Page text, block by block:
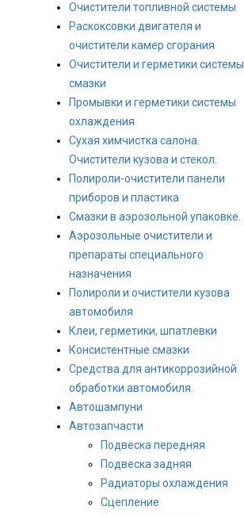
Очистители топливной системы
Раскоксовки двигателя и
очистители камер сгорания
Очистители и герметики системы
смазки
Промывки и герметики системы
охлаждения
Сухая химчистка салона.
Очистители кузова и стекол.
Полироли-очистители панели
приборов и пластика
Смазки в аэрозольной упаковке.
Аэрозольные очистители и
препараты специального
назначения
Полироли и очистители кузова
автомобиля
Клеи, герметики, шпатлевки
Консистентные смазки
Средства для антикоррозийной
обработки автомобиля.
Автошампуни
Автозапчасти
Подвеска передняя
Подвеска задняя
Радиаторы охлаждения
Сцепление